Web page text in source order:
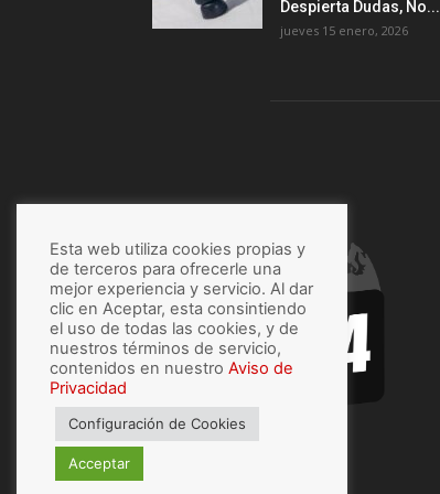
Despierta Dudas, No...
jueves 15 enero, 2026
Esta web utiliza cookies propias y
de terceros para ofrecerle una
mejor experiencia y servicio. Al dar
clic en Aceptar, esta consintiendo
el uso de todas las cookies, y de
nuestros términos de servicio,
contenidos en nuestro Aviso de
Privacidad
Configuración de Cookies
Acceptar